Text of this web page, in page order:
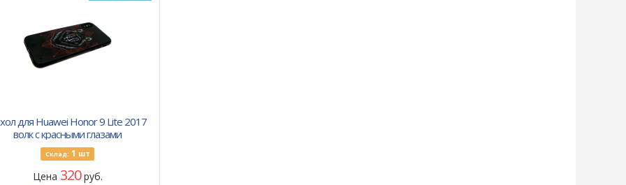
для Huawei Honor 9 Lite 2017
волк с красными глазами
Склад: 1 шт
Цена 320руб.